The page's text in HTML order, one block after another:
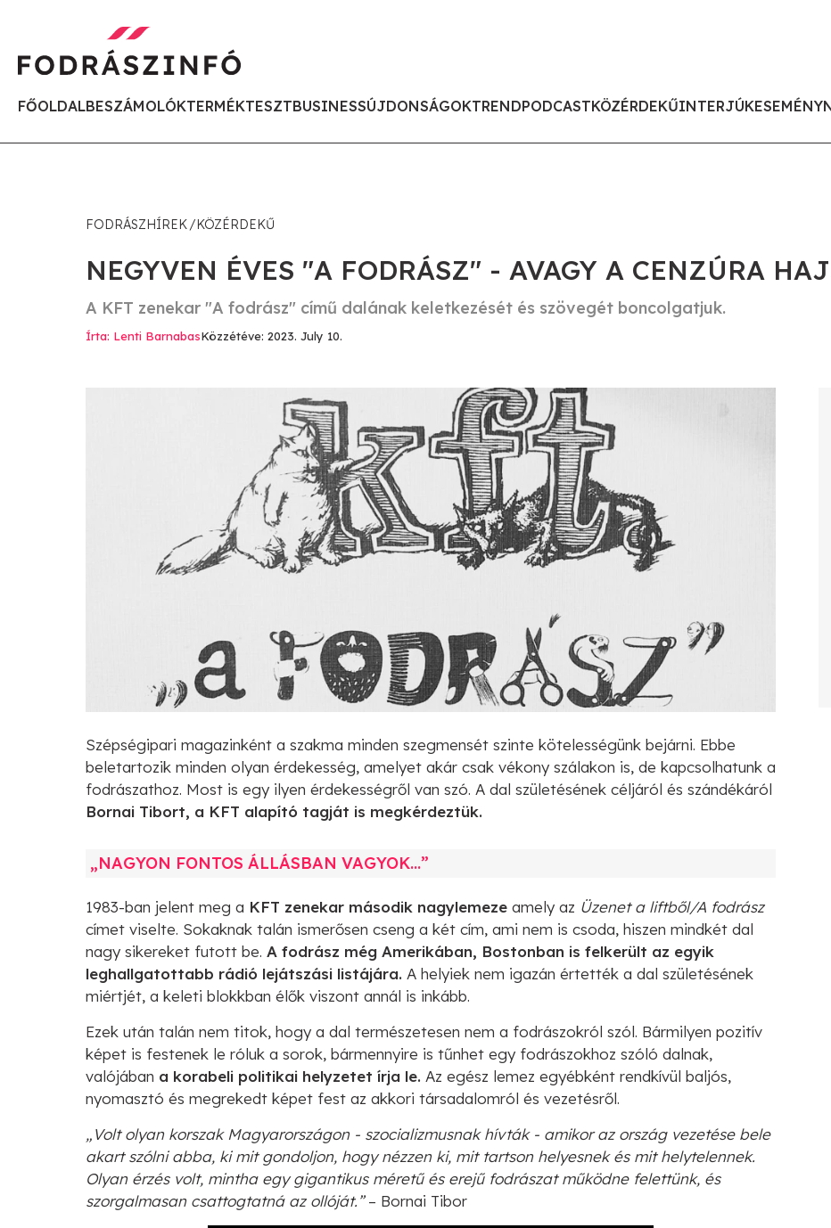
FŐOLDALBESZÁMOLÓKTERMÉKTESZTBUSINESSÚJDONSÁGOKTRENDPODCASTKÖZÉRDEKŰINTERJÚK
FODRÁSZHÍREK KÖZÉRDEKŰ
NEGYVEN ÉVES "A FODRÁSZ" - AVAGY A CENZÚRA
A KFT zenekar "A fodrász" című dalának keletkezését és szövegét boncolgatjuk.
Írta: Lenti BarnabasKözzétéve: 2023. July 10.
Szépségipari magazinként a szakma minden szegmensét szinte kötelességünk bejárni. Ebbe
beletartozik minden olyan érdekesség, amelyet akár csak vékony szálakon is, de kapcsolhatunk a
fodrászathoz. Most is egy ilyen érdekességről van szó. A dal születésének céljáról és szándékáról
Bornai Tibort, a KFT alapító tagját is megkérdeztük.
„NAGYON FONTOS ÁLLÁSBAN VAGYOK…”
1983-ban jelent meg a KFT zenekar második nagylemeze amely az Üzenet a liftből/A fodrász
címet viselte. Sokaknak talán ismerősen cseng a két cím, ami nem is csoda, hiszen mindkét dal
nagy sikereket futott be. A fodrász még Amerikában, Bostonban is felkerült az egyik
leghallgatottabb rádió lejátszási listájára. A helyiek nem igazán értették a dal születésének
miértjét, a keleti blokkban élők viszont annál is inkább.
Ezek után talán nem titok, hogy a dal természetesen nem a fodrászokról szól. Bármilyen pozitív
képet is festenek le róluk a sorok, bármennyire is tűnhet egy fodrászokhoz szóló dalnak,
valójában a korabeli politikai helyzetet írja le. Az egész lemez egyébként rendkívül baljós,
nyomasztó és megrekedt képet fest az akkori társadalomról és vezetésről.
„Volt olyan korszak Magyarországon - szocializmusnak hívták - amikor az ország vezetése bele
akart szólni abba, ki mit gondoljon, hogy nézzen ki, mit tartson helyesnek és mit helytelennek.
Olyan érzés volt, mintha egy gigantikus méretű és erejű fodrászat működne felettünk, és
szorgalmasan csattogtatná az ollóját.”– Bornai Tibor